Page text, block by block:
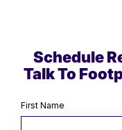
Schedule
Talk To
First Name